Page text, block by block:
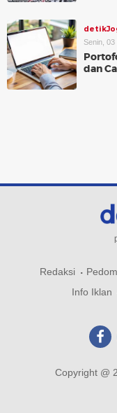
Senin,
dan
Redaksi
Info Iklan
Copyright @